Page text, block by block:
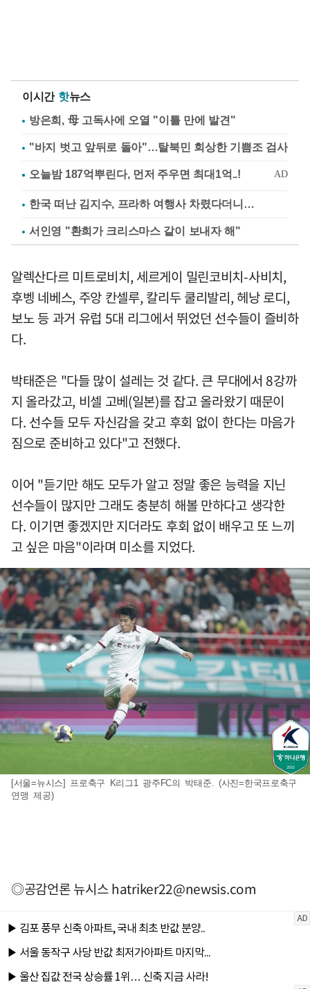
이시간 핫뉴스
방은희, 母 고독사에 오열 "이틀 만에 발견"
"바지 벗고 앞뒤로 돌아"…탈북민 회상한 기쁨조 검사
한국 떠난 김지수, 프라하 여행사 차렸다더니…
서인영 "환희가 크리스마스 같이 보내자 해"
알렉산다르 미트로비치, 세르게이 밀린코비치-사비치,
후벵 네베스, 주앙 칸셀루, 칼리두 쿨리발리, 헤낭 로디,
보노 등 과거 유럽 5대 리그에서 뛰었던 선수들이 즐비하
다.
박태준은 "다들 많이 설레는 것 같다. 큰 무대에서 8강까
지 올라갔고, 비셀 고베(일본)를 잡고 올라왔기 때문이
다. 선수들 모두 자신감을 갖고 후회 없이 한다는 마음가
짐으로 준비하고 있다"고 전했다.
이어 "듣기만 해도 모두가 알고 정말 좋은 능력을 지닌
선수들이 많지만 그래도 충분히 해볼 만하다고 생각한
다. 이기면 좋겠지만 지더라도 후회 없이 배우고 또 느끼
고 싶은 마음"이라며 미소를 지었다.
[서울=뉴시스] 프로축구 K리그1 광주FC의 박태준. (사진=한국프로축구
연맹 제공)
◎공감언론 뉴시스hatriker22@newsis.com